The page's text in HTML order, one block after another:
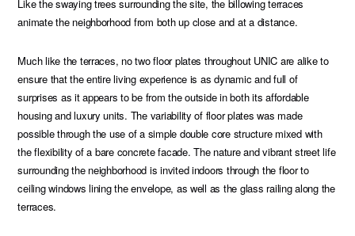
Like the swaying trees surrounding the site, the billowing terraces
animate the neighborhood from both up close and at a distance.
Much like the terraces, no two floor plates throughout UNIC are alike to
ensure that the entire living experience is as dynamic and full of
surprises as it appears to be from the outside in both its affordable
housing and luxury units. The variability of floor plates was made
possible through the use of a simple double core structure mixed with
the flexibility of a bare concrete facade. The nature and vibrant street life
surrounding the neighborhood is invited indoors through the floor to
ceiling windows lining the envelope, as well as the glass railing along the
terraces.